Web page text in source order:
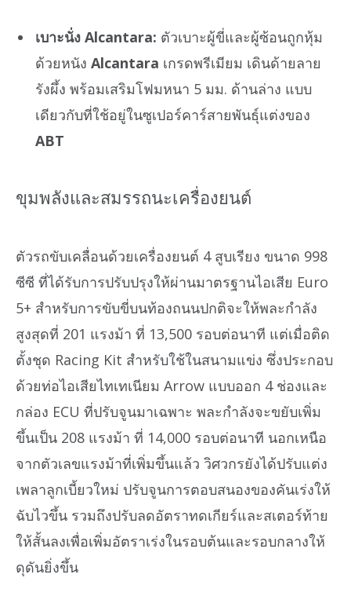
เบาะนั่ง Alcantara: ตัวเบาะผู้ขี่และผู้ซ้อนถูกหุ้ม
ด้วยหนัง Alcantara เกรดพรีเมียม เดินด้ายลาย
รังผึ้ง พร้อมเสริมโฟมหนา 5 มม. ด้านล่าง แบบ
เดียวกับที่ใช้อยู่ในซูเปอร์คาร์สายพันธุ์แต่งของ
ABT
ขุมพลังและสมรรถนะเครื่องยนต์
ตัวรถขับเคลื่อนด้วยเครื่องยนต์ 4 สูบเรียง ขนาด 998
ซีซี ที่ได้รับการปรับปรุงให้ผ่านมาตรฐานไอเสีย Euro
5+ สำหรับการขับขี่บนท้องถนนปกติจะให้พละกำลัง
สูงสุดที่ 201 แรงม้า ที่ 13,500 รอบต่อนาที แต่เมื่อติด
ตั้งชุด Racing Kit สำหรับใช้ในสนามแข่ง ซึ่งประกอบ
ด้วยท่อไอเสียไทเทเนียม Arrow แบบออก 4 ช่องและ
กล่อง ECU ที่ปรับจูนมาเฉพาะ พละกำลังจะขยับเพิ่ม
ขึ้นเป็น 208 แรงม้า ที่ 14,000 รอบต่อนาที นอกเหนือ
จากตัวเลขแรงม้าที่เพิ่มขึ้นแล้ว วิศวกรยังได้ปรับแต่ง
เพลาลูกเบี้ยวใหม่ ปรับจูนการตอบสนองของคันเร่งให้
ฉับไวขึ้น รวมถึงปรับลดอัตราทดเกียร์และสเตอร์ท้าย
ให้สั้นลงเพื่อเพิ่มอัตราเร่งในรอบต้นและรอบกลางให้
ดุดันยิ่งขึ้น